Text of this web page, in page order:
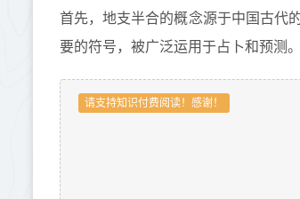
首先，地支半合的概念源于中国古代
要的符号，被广泛运用于占卜和预测
请支持知识付费阅读！感谢！